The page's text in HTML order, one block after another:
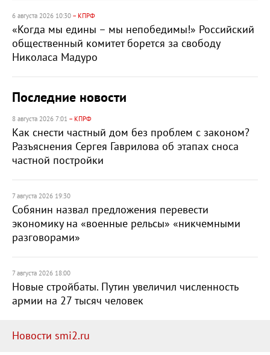
6 августа 2026 10:30 – КПРФ
«Когда мы едины – мы непобедимы!» Российский
общественный комитет борется за свободу
Николаса Мадуро
Последние новости
8 августа 2026 7:01 – КПРФ
Как снести частный дом без проблем с законом?
Разъяснения Сергея Гаврилова об этапах сноса
частной постройки
7 августа 2026 19:30
Собянин назвал предложения перевести
экономику на «военные рельсы» «никчемными
разговорами»
7 августа 2026 18:00
Новые стройбаты. Путин увеличил численность
армии на 27 тысяч человек
Новости smi2.ru